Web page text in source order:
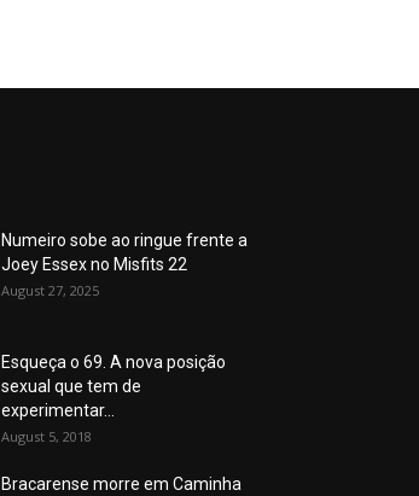
Numeiro sobe ao ringue frente a
Joey Essex no Misfits 22
August 27, 2025
Esqueça o 69. A nova posição
sexual que tem de
experimentar...
August 5, 2018
Bracarense morre em Caminha